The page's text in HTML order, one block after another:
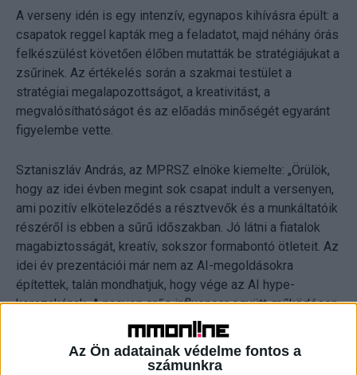
Az Ön adatainak védelme fontos a
számunkra
A verseny idén is egy intenzív, egynapos kihívásra épült: a
csapatok reggel kapták meg a feladatot, majd néhány órás
felkészülést követően élőben mutatták be stratégiájukat a
zsűrinek. Az értékelés során a szakmai testület a
stratégiai megalapozottságot, a kreativitást, a
megvalósíthatóságot és az előadás minőségét egyaránt
figyelembe vette.
Sztaniszláv András, az MPRSZ elnöke kiemelte: „Örülök,
hogy az idei évben megint sok csapat indult a versenyen,
ami pozitív elköteleződés a résztvevők és a munkáltatóik
részéről is ebben a sűrű időszakban. Jó látni a fiatalok
magabiztosságát, kreatív, sokszor formabontó ötleteit. Az
idei év prezentációi már nem az AI-megoldásokra
építettek, talán mondhatjuk, hogy vége az AI hype-
korszakának. A nagyon erős influencer együtt-működésen
alapuló megoldások mellett viszont az earned-alapú
ötletek elmaradtak, pedig a PR szakma alapvetően erről
szól. Bár alapvetően ők pitcheltek a zsűrinek, de